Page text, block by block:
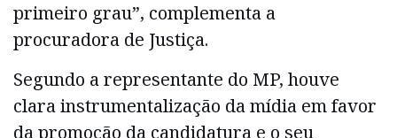
primeiro grau”, complementa a
procuradora de Justiça.
Segundo a representante do MP, houve
clara instrumentalização da mídia em favor
da promoção da candidatura e o seu